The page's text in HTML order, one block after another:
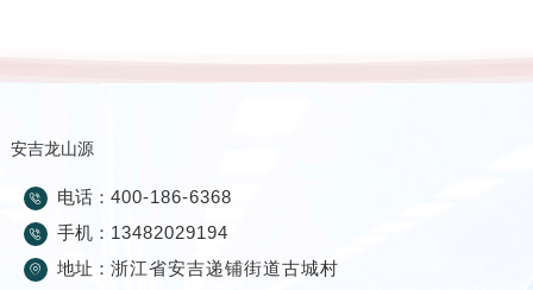
安吉龙山源
电话： 400-186-6368
手机： 13482029194
地址： 浙江省安吉递铺街道古城村